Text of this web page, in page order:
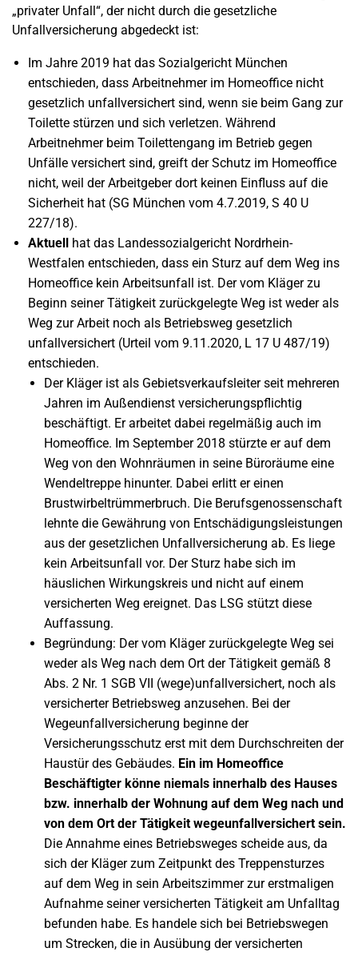
„privater Unfall“, der nicht durch die gesetzliche
Unfallversicherung abgedeckt ist:
Im Jahre 2019 hat das Sozialgericht München
entschieden, dass Arbeitnehmer im Homeoffice nicht
gesetzlich unfallversichert sind, wenn sie beim Gang zur
Toilette stürzen und sich verletzen. Während
Arbeitnehmer beim Toilettengang im Betrieb gegen
Unfälle versichert sind, greift der Schutz im Homeoffice
nicht, weil der Arbeitgeber dort keinen Einfluss auf die
Sicherheit hat (SG München vom 4.7.2019, S 40 U
227/18).
Aktuell hat das Landessozialgericht Nordrhein-
Westfalen entschieden, dass ein Sturz auf dem Weg ins
Homeoffice kein Arbeitsunfall ist. Der vom Kläger zu
Beginn seiner Tätigkeit zurückgelegte Weg ist weder als
Weg zur Arbeit noch als Betriebsweg gesetzlich
unfallversichert (Urteil vom 9.11.2020, L 17 U 487/19)
entschieden.
Der Kläger ist als Gebietsverkaufsleiter seit mehreren
Jahren im Außendienst versicherungspflichtig
beschäftigt. Er arbeitet dabei regelmäßig auch im
Homeoffice. Im September 2018 stürzte er auf dem
Weg von den Wohnräumen in seine Büroräume eine
Wendeltreppe hinunter. Dabei erlitt er einen
Brustwirbeltrümmerbruch. Die Berufsgenossenschaft
lehnte die Gewährung von Entschädigungsleistungen
aus der gesetzlichen Unfallversicherung ab. Es liege
kein Arbeitsunfall vor. Der Sturz habe sich im
häuslichen Wirkungskreis und nicht auf einem
versicherten Weg ereignet. Das LSG stützt diese
Auffassung.
Begründung: Der vom Kläger zurückgelegte Weg sei
weder als Weg nach dem Ort der Tätigkeit gemäß 8
Abs. 2 Nr. 1 SGB VII (wege)unfallversichert, noch als
versicherter Betriebsweg anzusehen. Bei der
Wegeunfallversicherung beginne der
Versicherungsschutz erst mit dem Durchschreiten der
Haustür des Gebäudes. Ein im Homeoffice
Beschäftigter könne niemals innerhalb des Hauses
bzw. innerhalb der Wohnung auf dem Weg nach und
von dem Ort der Tätigkeit wegeunfallversichert sein.
Die Annahme eines Betriebsweges scheide aus, da
sich der Kläger zum Zeitpunkt des Treppensturzes
auf dem Weg in sein Arbeitszimmer zur erstmaligen
Aufnahme seiner versicherten Tätigkeit am Unfalltag
befunden habe. Es handele sich bei Betriebswegen
um Strecken, die in Ausübung der versicherten